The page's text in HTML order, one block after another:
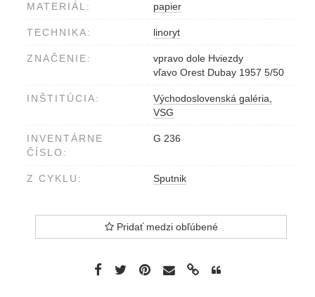
MATERIÁL: papier
TECHNIKA: linoryt
ZNAČENIE:
vpravo dole Hviezdy
vľavo Orest Dubay 1957 5/50
INŠTITÚCIA:
Východoslovenská galéria,
VSG
INVENTÁRNE
ČÍSLO:
G 236
Z CYKLU: Sputnik
Pridať medzi obľúbené